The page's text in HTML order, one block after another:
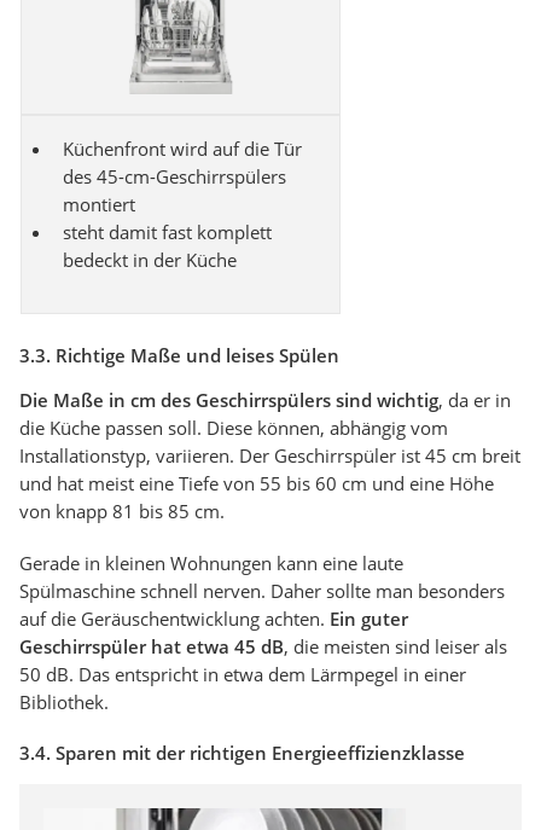
Küchenfront wird auf die Tür
des 45-cm-Geschirrspülers
montiert
steht damit fast komplett
bedeckt in der Küche
3.3. Richtige Maße und leises Spülen
Die Maße in cm des Geschirrspülers sind wichtig, da er in
die Küche passen soll. Diese können, abhängig vom
Installationstyp, variieren. Der Geschirrspüler ist 45 cm breit
und hat meist eine Tiefe von 55 bis 60 cm und eine Höhe
von knapp 81 bis 85 cm.
Gerade in kleinen Wohnungen kann eine laute
Spülmaschine schnell nerven. Daher sollte man besonders
auf die Geräuschentwicklung achten. Ein guter
Geschirrspüler hat etwa 45 dB, die meisten sind leiser als
50 dB. Das entspricht in etwa dem Lärmpegel in einer
Bibliothek.
3.4. Sparen mit der richtigen Energieeffizienzklasse